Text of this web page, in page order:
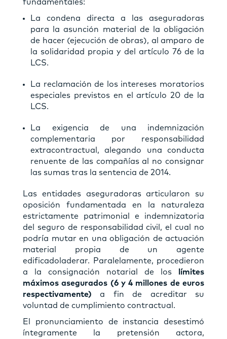
fundamentales:
La condena directa a las aseguradoras
para la asunción material de la obligación
de hacer (ejecución de obras), al amparo de
la solidaridad propia y del artículo 76 de la
LCS.
La reclamación de los intereses moratorios
especiales previstos en el artículo 20 de la
LCS.
La exigencia de una indemnización
complementaria por responsabilidad
extracontractual, alegando una conducta
renuente de las compañías al no consignar
las sumas tras la sentencia de 2014.
Las entidades aseguradoras articularon su
oposición fundamentada en la naturaleza
estrictamente patrimonial e indemnizatoria
del seguro de responsabilidad civil, el cual no
podría mutar en una obligación de actuación
material propia de un agente
edificadoladerar. Paralelamente, procedieron
a la consignación notarial de los
límites
máximos asegurados (6 y 4 millones de euros
respectivamente) a fin de acreditar su
voluntad de cumplimiento contractual.
El pronunciamiento de instancia desestimó
íntegramente la pretensión actora,